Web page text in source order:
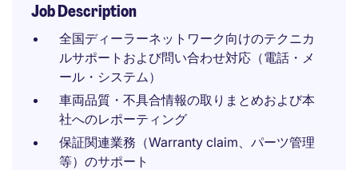
Job Description
全国ディーラーネットワーク向けのテクニカ
ルサポートおよび問い合わせ対応（電話・メ
ール・システム）
車両品質・不具合情報の取りまとめおよび本
社へのレポーティング
保証関連業務（Warranty claim、パーツ管理
等）のサポート